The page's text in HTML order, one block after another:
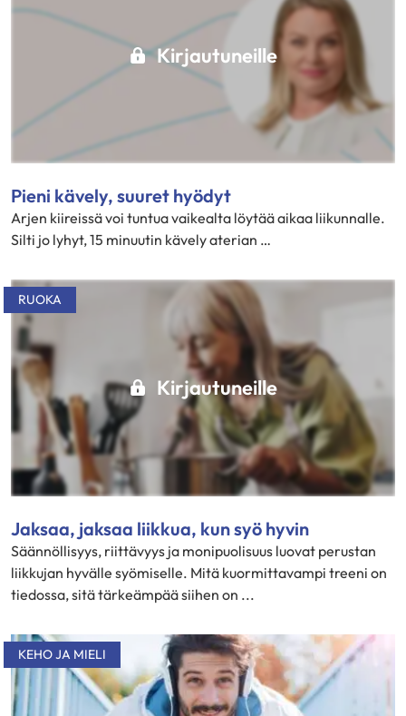
Kirjautuneille
Pieni kävely, suuret hyödyt
Arjen kiireissä voi tuntua vaikealta löytää aikaa liikunnalle.
Silti jo lyhyt, 15 minuutin kävely aterian …
Kirjautuneille
RUOKA
Jaksaa, jaksaa liikkua, kun syö hyvin
Säännöllisyys, riittävyys ja monipuolisuus luovat perustan
liikkujan hyvälle syömiselle. Mitä kuormittavampi treeni on
tiedossa, sitä tärkeämpää siihen on ...
KEHO JA MIELI